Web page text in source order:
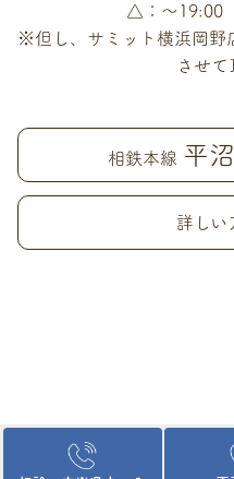
△：～19:00
※但し、サミット横浜岡野
させて
相鉄本線 平
詳し
© 横浜市西区（平沼橋）の歯医